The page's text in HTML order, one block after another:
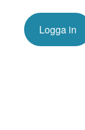
Logga in